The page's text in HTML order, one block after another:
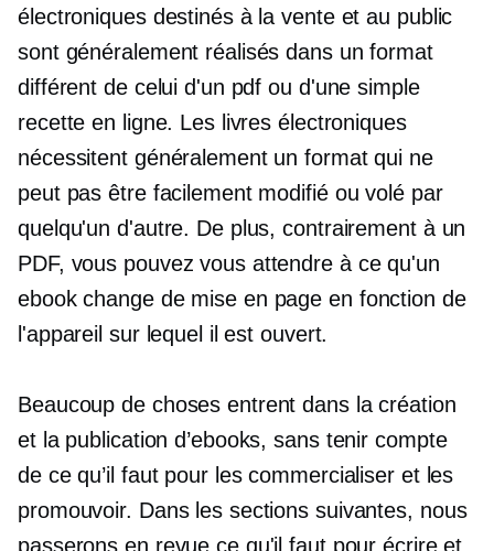
électroniques destinés à la vente et au public
sont généralement réalisés dans un format
différent de celui d'un pdf ou d'une simple
recette en ligne. Les livres électroniques
nécessitent généralement un format qui ne
peut pas être facilement modifié ou volé par
quelqu'un d'autre. De plus, contrairement à un
PDF, vous pouvez vous attendre à ce qu'un
ebook change de mise en page en fonction de
l'appareil sur lequel il est ouvert.
Beaucoup de choses entrent dans la création
et la publication d’ebooks, sans tenir compte
de ce qu’il faut pour les commercialiser et les
promouvoir. Dans les sections suivantes, nous
passerons en revue ce qu'il faut pour écrire et